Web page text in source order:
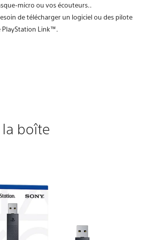
micro ou vos écouteurs..
de télécharger un logiciel ou des pilotes
PlayStation Link™.
boîte